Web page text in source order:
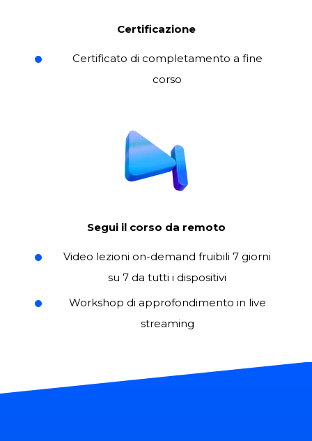
Certificazione
Certificato di completamento a fine
corso
Segui il corso da remoto
Video lezioni on-demand fruibili 7 giorni
su 7 da tutti i dispositivi
Workshop di approfondimento in live
streaming